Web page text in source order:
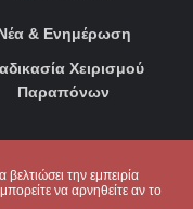
την εμπειρία
να αρνηθείτε αν το
& Ενημέρωση
Χειρισμού
Παραπόνων